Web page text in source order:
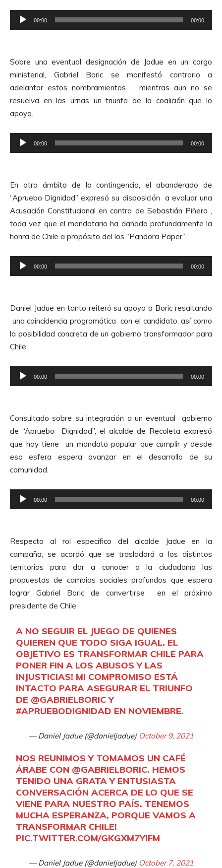
e
o
d
u
c
t
o
A
u
d
i
o
00:00 00:00
Sobre una eventual designación de Jadue en un cargo
ministerial, Gabriel Boric se manifestó contrario a
adelantar estos nombramientos mientras aun no se
resuelva en las urnas un triunfo de la coalición que lo
apoya.
e
o
d
u
c
t
o
A
u
d
i
00:00 00:00
En otro ámbito de la contingencia, el abanderado de
“Apruebo Dignidad” expresó su disposición a evaluar una
Acusación Constitucional en contra de Sebastián Piñera ,
toda vez que el mandatario ha dañado profundamente la
honra de Chile a propósito del los “Pandora Paper”.
e
o
d
u
c
t
e
A
u
d
i
00:00 00:00
Daniel Jadue en tanto reiteró su apoyo a Boric resaltando
una coincidencia programática con el candidato, así como
la posibilidad concreta de un gobierno transformador para
Chile.
e
o
d
u
c
t
o
A
u
d
i
o
00:00 00:00
Consultado sobre su integración a un eventual gobierno
de “Apruebo Dignidad”, el alcalde de Recoleta expresó
que hoy tiene un mandato popular que cumplir y desde
esa esfera espera avanzar en el desarrollo de su
comunidad.
e
o
d
u
c
t
o
00:00 00:00
Respecto al rol especifico del alcalde Jadue en la
campaña, se acordó que se trasladará a los distintos
territorios para dar a conocer a la ciudadanía las
propuestas de cambios sociales profundos que espera
lograr Gabriel Boric de convertirse en el próximo
presidente de Chile.
A NO SEGUIR EL JUEGO DE QUIENES
QUIEREN QUE TODO SIGA IGUAL. EL
OBJETIVO ES TRANSFORMAR CHILE PARA
PONER FIN A LOS ABUSOS Y LAS
INJUSTICIAS! MI COMPROMISO ESTÁ
INTACTO PARA ASEGURAR EL TRIUNFO
DE @GABRIELBORICY
#APRUEBODIGNIDAD EN NOVIEMBRE.
— Daniel Jadue (@danieljadue) October 9, 2021
NOS REUNIMOS Y TOMAMOS UN CAFÉ
ÁRABE CON @GABRIELBORIC. HEMOS
TENIDO UNA GRATA Y ENTUSIASTA
CONVERSACIÓN ACERCA DE LO QUE SE
VIENE PARA NUESTRO PAÍS. TENEMOS
MUCHA ESPERANZA, PORQUE VAMOS A
TRANSFORMAR CHILE!
PIC.TWITTER.COM/GKGXM7YIFM
— Daniel Jadue (@danieljadue) October 7, 2021